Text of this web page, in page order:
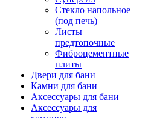
Стекло напольное
(под печь)
Листы
предтопочные
Фиброцементные
плиты
Двери для бани
Камни для бани
Аксессуары для бани
Аксессуары для